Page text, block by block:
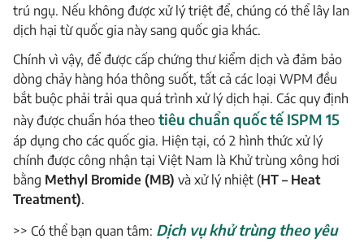
trú ngụ. Nếu không được xử lý triệt để, chúng có thể lây lan
dịch hại từ quốc gia này sang quốc gia khác.
Chính vì vậy, để được cấp chứng thư kiểm dịch và đảm bảo
dòng chảy hàng hóa thông suốt, tất cả các loại WPM đều
bắt buộc phải trải qua quá trình xử lý dịch hại. Các quy định
này được chuẩn hóa theo tiêu chuẩn quốc tế ISPM 15
áp dụng cho các quốc gia. Hiện tại, có 2 hình thức xử lý
chính được công nhận tại Việt Nam là Khử trùng xông hơi
bằng Methyl Bromide (MB) và xử lý nhiệt (HT – Heat
Treatment).
>> Có thể bạn quan tâm: Dịch vụ khử trùng theo yêu